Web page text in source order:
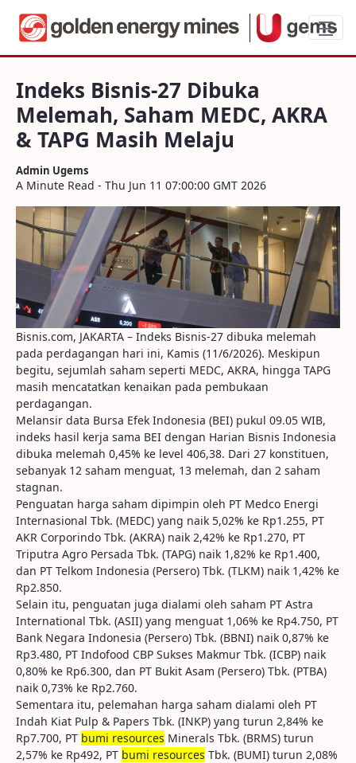
Indeks Bisnis-27 Dibuka Melemah,
Indeks Bisnis-27 Dibuka
Melemah, Saham MEDC, AKRA
& TAPG Masih Melaju
Admin Ugems
A Minute Read - Thu Jun 11 07:00:00 GMT 2026
Bisnis.com, JAKARTA – Indeks Bisnis-27 dibuka melemah
pada perdagangan hari ini, Kamis (11/6/2026). Meskipun
begitu, sejumlah saham seperti MEDC, AKRA, hingga TAPG
masih mencatatkan kenaikan pada pembukaan
perdagangan.
Melansir data Bursa Efek Indonesia (BEI) pukul 09.05 WIB,
indeks hasil kerja sama BEI dengan Harian Bisnis Indonesia
dibuka melemah 0,45% ke level 406,38. Dari 27 konstituen,
sebanyak 12 saham menguat, 13 melemah, dan 2 saham
stagnan.
Penguatan harga saham dipimpin oleh PT Medco Energi
Internasional Tbk. (MEDC) yang naik 5,02% ke Rp1.255, PT
AKR Corporindo Tbk. (AKRA) naik 2,42% ke Rp1.270, PT
Triputra Agro Persada Tbk. (TAPG) naik 1,82% ke Rp1.400,
dan PT Telkom Indonesia (Persero) Tbk. (TLKM) naik 1,42% ke
Rp2.850.
Selain itu, penguatan juga dialami oleh saham PT Astra
International Tbk. (ASII) yang menguat 1,06% ke Rp4.750, PT
Bank Negara Indonesia (Persero) Tbk. (BBNI) naik 0,87% ke
Rp3.480, PT Indofood CBP Sukses Makmur Tbk. (ICBP) naik
0,80% ke Rp6.300, dan PT Bukit Asam (Persero) Tbk. (PTBA)
naik 0,73% ke Rp2.760.
Sementara itu, pelemahan harga saham dialami oleh PT
Indah Kiat Pulp & Papers Tbk. (INKP) yang turun 2,84% ke
Rp7.700, PT bumi resources Minerals Tbk. (BRMS) turun
2,57% ke Rp492, PT bumi resources Tbk. (BUMI) turun 2,08%